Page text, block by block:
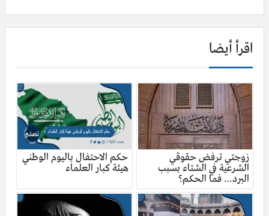
اقرأ أيضا
زوجتي ترفض حقوقي
الشرعية في الشتاء بسبب
البرد… فما الحكم؟
حكم الاحتفال باليوم الوطني
هيئة كبار العلماء